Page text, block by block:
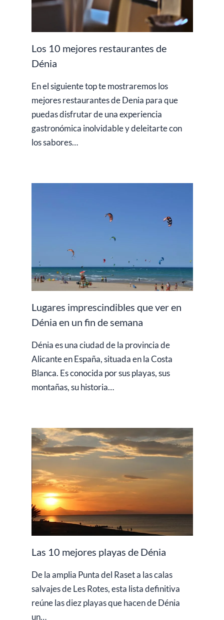
Los 10 mejores restaurantes de
Dénia
En el siguiente top te mostraremos los
mejores restaurantes de Denia para que
puedas disfrutar de una experiencia
gastronómica inolvidable y deleitarte con
los sabores…
Lugares imprescindibles que ver en
Dénia en un fin de semana
Dénia es una ciudad de la provincia de
Alicante en España, situada en la Costa
Blanca. Es conocida por sus playas, sus
montañas, su historia…
Las 10 mejores playas de Dénia
De la amplia Punta del Raset a las calas
salvajes de Les Rotes, esta lista definitiva
reúne las diez playas que hacen de Dénia
un…